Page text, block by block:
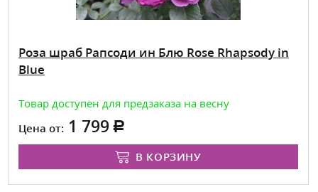
Роза шраб Рапсоди ин Блю Rose Rhapsody in
Blue
Товар доступен для предзаказа на весну
Цена от: 1 799
В КОРЗИНУ